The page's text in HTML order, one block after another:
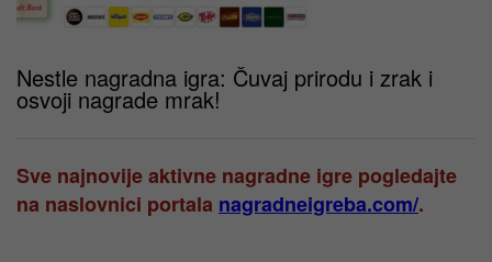
Nestle nagradna igra: Čuvaj prirodu i zrak i
osvoji nagrade mrak!
Sve najnovije aktivne nagradne igre pogledajte
na naslovnici portala nagradneigreba.com/.